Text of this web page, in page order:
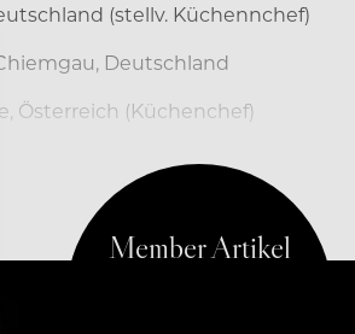
(stellv. Küchennchef)
Deutschland
Österreich (Küchenchef)